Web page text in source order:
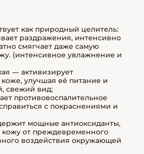
как природный целитель:
раздражения, интенсивно
смягчает даже самую
(интенсивное увлажнение и
— активизирует
улучшая её питание и
свежий вид;
противовоспалительное
с покраснениями и
мощные антиоксиданты,
от преждевременного
воздействия окружающей